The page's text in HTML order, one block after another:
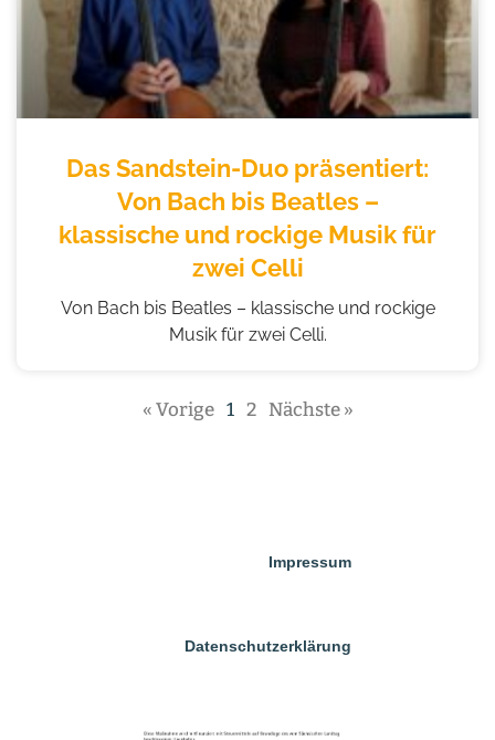
Das Sandstein-Duo präsentiert:
Von Bach bis Beatles –
klassische und rockige Musik für
zwei Celli
Von Bach bis Beatles – klassische und rockige
Musik für zwei Celli.
« Vorige 1 2 Nächste »
Impressum
Datenschutzerklärung